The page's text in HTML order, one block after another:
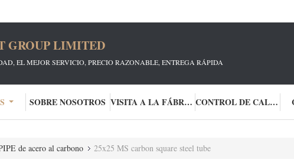
GROUP LIMITED
EL MEJOR SERVICIO, PRECIO RAZONABLE, ENTREGA RÁPIDA
SOBRE NOSOTROS VISITA A LA FÁBRICA CONTROL DE CALIDAD
de acero al carbono 25x25 MS carbon square steel tube